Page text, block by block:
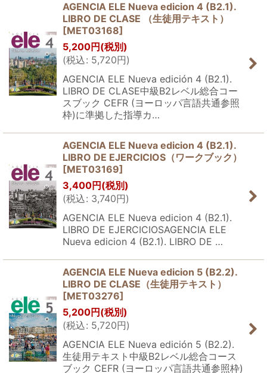
AGENCIA ELE Nueva edicion 4 (B2.1).
LIBRO DE CLASE （生徒用テキスト）
[MET03168]
5,200円 (税別)
(税込: 5,720円)
AGENCIA ELE Nueva edición 4 (B2.1).
LIBRO DE CLASE中級B2レベル総合コー
スブック CEFR (ヨーロッパ言語共通参照
枠)に準拠した指導カ…
AGENCIA ELE Nueva edicion 4 (B2.1).
LIBRO DE EJERCICIOS（ワークブック）
[MET03169]
3,400円 (税別)
(税込: 3,740円)
AGENCIA ELE Nueva edicion 4 (B2.1).
LIBRO DE EJERCICIOSAGENCIA ELE
Nueva edicion 4 (B2.1). LIBRO DE …
AGENCIA ELE Nueva edicion 5 (B2.2).
LIBRO DE CLASE（生徒用テキスト）
[MET03276]
5,200円 (税別)
(税込: 5,720円)
AGENCIA ELE Nueva edición 5 (B2.2).
生徒用テキスト中級B2レベル総合コース
ブック CEFR (ヨーロッパ言語共通参照枠)